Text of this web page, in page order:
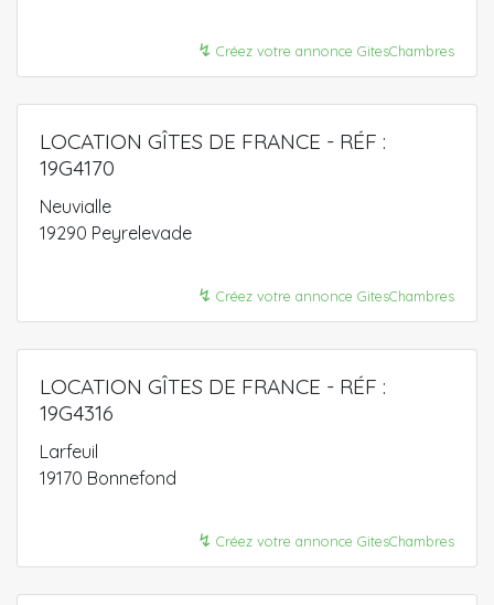
↯ Créez votre annonce GitesChambres
LOCATION GÎTES DE FRANCE - RÉF :
19G4170
Neuvialle
19290 Peyrelevade
↯ Créez votre annonce GitesChambres
LOCATION GÎTES DE FRANCE - RÉF :
19G4316
Larfeuil
19170 Bonnefond
↯ Créez votre annonce GitesChambres